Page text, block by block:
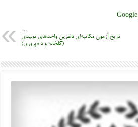
دوره آموزشی آشنایی با نرم افزار Google
بعد
تاریخ آزمون مکاتبه‌ای ناظرین واحدهای تولیدی
(گلخانه و دام‌پروری)